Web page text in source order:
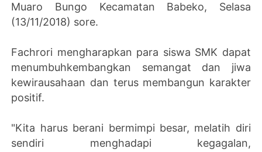
Muaro Bungo Kecamatan Babeko, Selasa
(13/11/2018) sore.
Fachrori mengharapkan para siswa SMK dapat
menumbuhkembangkan semangat dan jiwa
kewirausahaan dan terus membangun karakter
positif.
"Kita harus berani bermimpi besar, melatih diri
sendiri menghadapi kegagalan,